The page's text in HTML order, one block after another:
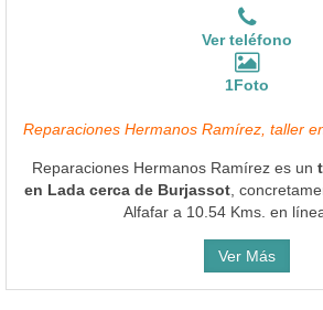
Ver teléfono
1Foto
Reparaciones Hermanos Ramírez, taller
Reparaciones Hermanos Ramírez es un
en Lada cerca de Burjassot,
Alfafar a 10.54 Kms. en
Ver Más